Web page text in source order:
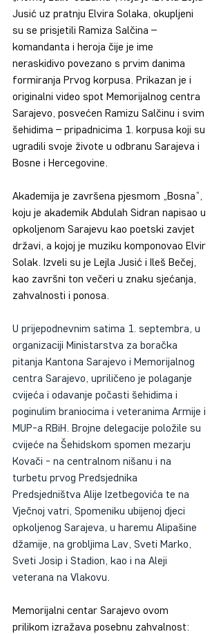
Jusić uz pratnju Elvira Solaka, okupljeni
su se prisjetili Ramiza Salčina –
komandanta i heroja čije je ime
neraskidivo povezano s prvim danima
formiranja Prvog korpusa. Prikazan je i
originalni video spot Memorijalnog centra
Sarajevo, posvećen Ramizu Salčinu i svim
šehidima – pripadnicima 1. korpusa koji su
ugradili svoje živote u odbranu Sarajeva i
Bosne i Hercegovine.
Akademija je završena pjesmom „Bosna“,
koju je akademik Abdulah Sidran napisao u
opkoljenom Sarajevu kao poetski zavjet
državi, a kojoj je muziku komponovao Elvir
Solak. Izveli su je Lejla Jusić i Ileš Bečej,
kao završni ton večeri u znaku sjećanja,
zahvalnosti i ponosa.
U prijepodnevnim satima 1. septembra, u
organizaciji Ministarstva za boračka
pitanja Kantona Sarajevo i Memorijalnog
centra Sarajevo, upriličeno je polaganje
cvijeća i odavanje počasti šehidima i
poginulim braniocima i veteranima Armije i
MUP-a RBiH. Brojne delegacije položile su
cvijeće na Šehidskom spomen mezarju
Kovači - na centralnom nišanu i na
turbetu prvog Predsjednika
Predsjedništva Alije Izetbegovića te na
Vječnoj vatri, Spomeniku ubijenoj djeci
opkoljenog Sarajeva, u haremu Alipašine
džamije, na grobljima Lav, Sveti Marko,
Sveti Josip i Stadion, kao i na Aleji
veterana na Vlakovu.
Memorijalni centar Sarajevo ovom
prilikom izražava posebnu zahvalnost: